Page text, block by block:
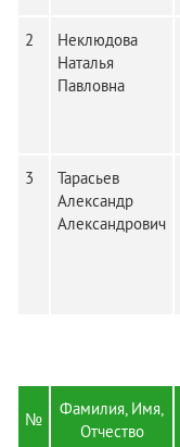
2
Неклюдова
Наталья
Павловна
3
Тарасьев
Александр
Александрович
№
Фамилия, Имя,
Отчество